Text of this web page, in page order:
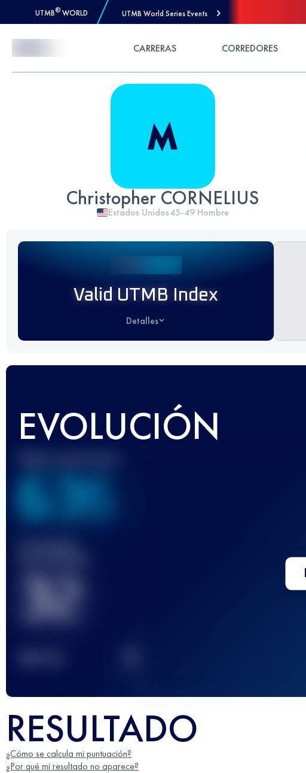
UTMB® WORLD UTMB World Series Events
CARRERAS CORREDORES
Christopher CORNELIUS
Estados Unidos45-49 Hombre
Valid UTMB Index
Detalles
EVOLUCIÓN
636
32
RESULTADO
¿Cómo se calcula mi puntuación?
¿Por qué mi resultado no aparece?